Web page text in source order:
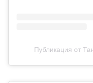
Публикация от